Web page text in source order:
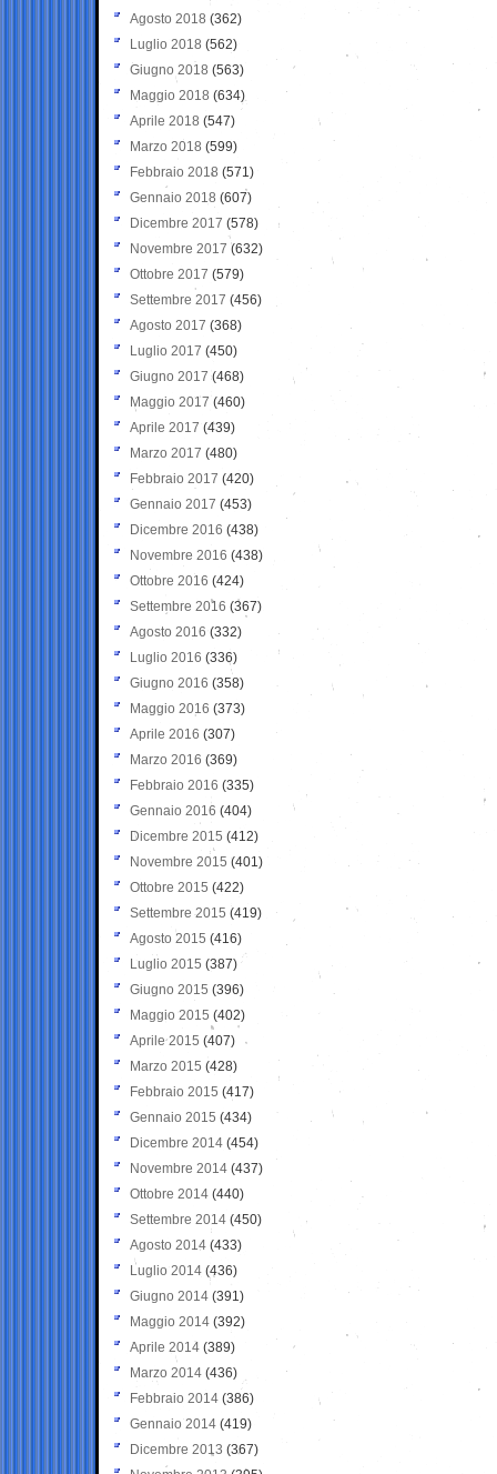
Agosto 2018 (362)
Luglio 2018 (562)
Giugno 2018 (563)
Maggio 2018 (634)
Aprile 2018 (547)
Marzo 2018 (599)
Febbraio 2018 (571)
Gennaio 2018 (607)
Dicembre 2017 (578)
Novembre 2017 (632)
Ottobre 2017 (579)
Settembre 2017 (456)
Agosto 2017 (368)
Luglio 2017 (450)
Giugno 2017 (468)
Maggio 2017 (460)
Aprile 2017 (439)
Marzo 2017 (480)
Febbraio 2017 (420)
Gennaio 2017 (453)
Dicembre 2016 (438)
Novembre 2016 (438)
Ottobre 2016 (424)
Settembre 2016 (367)
Agosto 2016 (332)
Luglio 2016 (336)
Giugno 2016 (358)
Maggio 2016 (373)
Aprile 2016 (307)
Marzo 2016 (369)
Febbraio 2016 (335)
Gennaio 2016 (404)
Dicembre 2015 (412)
Novembre 2015 (401)
Ottobre 2015 (422)
Settembre 2015 (419)
Agosto 2015 (416)
Luglio 2015 (387)
Giugno 2015 (396)
Maggio 2015 (402)
Aprile 2015 (407)
Marzo 2015 (428)
Febbraio 2015 (417)
Gennaio 2015 (434)
Dicembre 2014 (454)
Novembre 2014 (437)
Ottobre 2014 (440)
Settembre 2014 (450)
Agosto 2014 (433)
Luglio 2014 (436)
Giugno 2014 (391)
Maggio 2014 (392)
Aprile 2014 (389)
Marzo 2014 (436)
Febbraio 2014 (386)
Gennaio 2014 (419)
Dicembre 2013 (367)